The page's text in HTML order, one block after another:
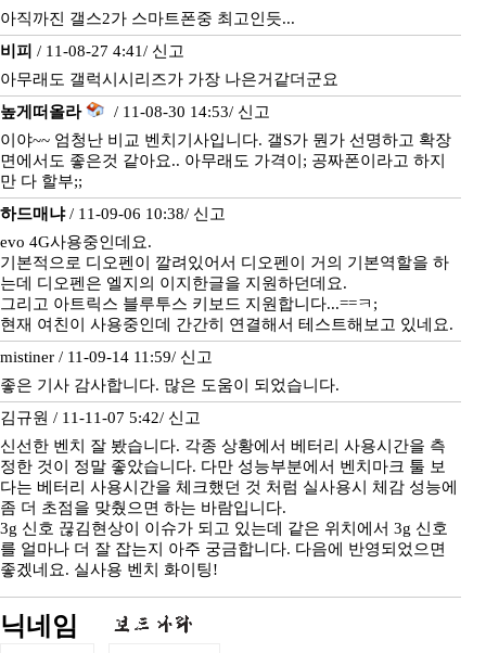
아직까진 갤스2가 스마트폰중 최고인듯...
비피 / 11-08-27 4:41/ 신고
아무래도 갤럭시시리즈가 가장 나은거같더군요
높게떠올라
/ 11-08-30 14:53/ 신고
이야~~ 엄청난 비교 벤치기사입니다. 갤S가 뭔가 선명하고 확장
면에서도 좋은것 같아요.. 아무래도 가격이; 공짜폰이라고 하지
만 다 할부;;
하드매냐/ 11-09-06 10:38/ 신고
evo 4G사용중인데요.
기본적으로 디오펜이 깔려있어서 디오펜이 거의 기본역할을 하
는데 디오펜은 엘지의 이지한글을 지원하던데요.
그리고 아트릭스 블루투스 키보드 지원합니다...==ㅋ;
현재 여친이 사용중인데 간간히 연결해서 테스트해보고 있네요.
mistiner / 11-09-14 11:59/ 신고
좋은 기사 감사합니다. 많은 도움이 되었습니다.
김규원 / 11-11-07 5:42/ 신고
신선한 벤치 잘 봤습니다. 각종 상황에서 베터리 사용시간을 측
정한 것이 정말 좋았습니다. 다만 성능부분에서 벤치마크 툴 보
다는 베터리 사용시간을 체크했던 것 처럼 실사용시 체감 성능에
좀 더 초점을 맞췄으면 하는 바람입니다.
3g 신호 끊김현상이 이슈가 되고 있는데 같은 위치에서 3g 신호
를 얼마나 더 잘 잡는지 아주 궁금합니다. 다음에 반영되었으면
좋겠네요. 실사용 벤치 화이팅!
닉네임